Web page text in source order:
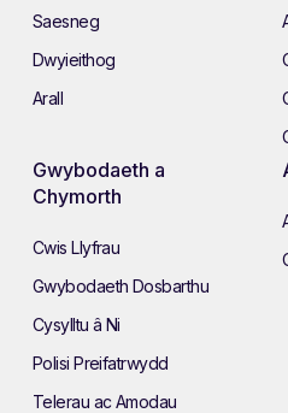
Saesneg
Dwyieithog
Arall
Gwybodaeth a
Chymorth
Cwis Llyfrau
Gwybodaeth Dosbarthu
Cysylltu â Ni
Polisi Preifatrwydd
Telerau ac Amodau